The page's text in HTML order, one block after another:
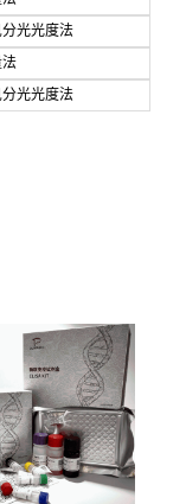
分光光度法
分光光度法